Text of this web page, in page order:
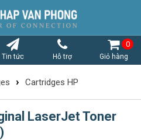
Tin tức Hỗ trợ Giỏ hàng
0
› Cartridges HP
LaserJet Toner